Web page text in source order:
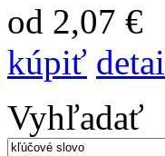
od 2,07 €
kúpiť
Vyhľadať